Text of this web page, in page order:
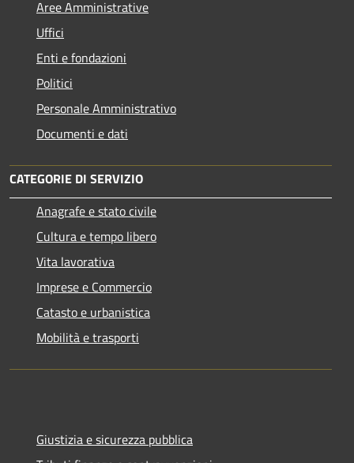
Aree Amministrative
Uffici
Enti e fondazioni
Politici
Personale Amministrativo
Documenti e dati
CATEGORIE DI SERVIZIO
Anagrafe e stato civile
Cultura e tempo libero
Vita lavorativa
Imprese e Commercio
Catasto e urbanistica
Mobilità e trasporti
Giustizia e sicurezza pubblica